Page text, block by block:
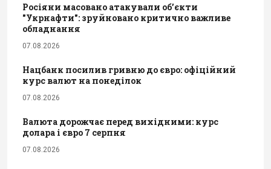
Росіяни масовано атакували обʼєкти
"Укрнафти": зруйновано критично важливе
обладнання
07.08.2026
Нацбанк посилив гривню до євро: офіційний
курс валют на понеділок
07.08.2026
Валюта дорожчає перед вихідними: курс
долара і євро 7 серпня
07.08.2026